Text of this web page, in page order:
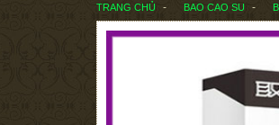
TRANG CHỦ BAO CAO SU